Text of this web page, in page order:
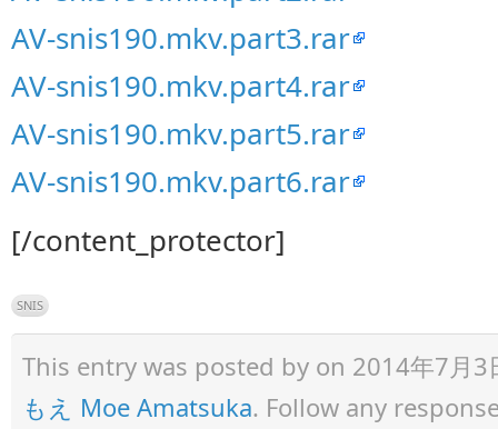
AV-snis190.mkv.part3.rar
AV-snis190.mkv.part4.rar
AV-snis190.mkv.part5.rar
AV-snis190.mkv.part6.rar
[/content_protector]
SNIS
This entry was posted by on 2014年7月
もえ Moe Amatsuka. Follow any